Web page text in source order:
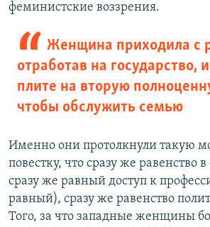
феминистские воззрения.
Женщина приходила с
отработав на государство,
плите на вторую
чтобы обслужить семью
Именно они протолкнули такую
повестку, что сразу же равенство
сразу же равный доступ к
равный), сразу же равенство
Того, за что западные женщины